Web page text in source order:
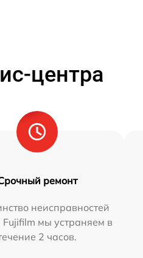
центра
ремонт
неисправностей
Fujifilm мы устраняем в
2 часов.